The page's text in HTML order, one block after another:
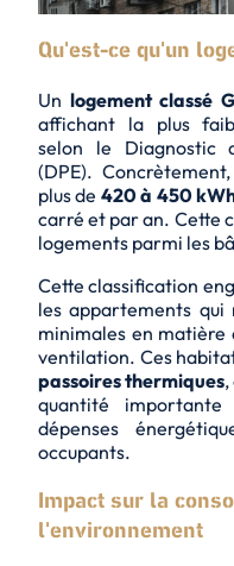
Qu'est-ce qu'un
Un logement classé G
affichant la plus
selon le Diagnostic
(DPE).
plus de 420 à 450
carré et par an. Cette
logements parmi les
Cette classification
les appartements qui
minimales en matière
ventilation. Ces
passoires thermiques
quantité
dépenses
occupants.
Impact sur la
l'environnement